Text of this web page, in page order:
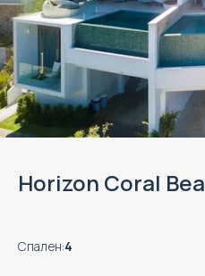
Horizon Coral
Спален:4